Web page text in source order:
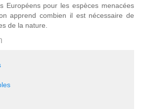
Européens pour les espèces menacées
apprend combien il est nécessaire de
de la nature.